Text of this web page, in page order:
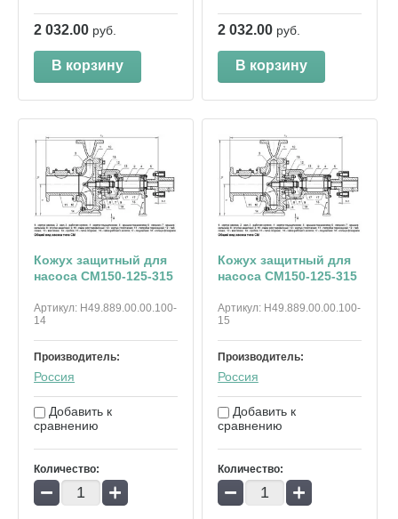
2 032.00 руб.
В корзину
2 032.00 руб.
В корзину
Кожух защитный для
насоса СМ150-125-315
Артикул: Н49.889.00.00.100-
14
Производитель:
Россия
Добавить к
сравнению
Количество:
− +
Кожух защитный для
насоса СМ150-125-315
Артикул:Н49.889.00.00.100-
15
Производитель:
Россия
Добавить к
сравнению
Количество:
− +